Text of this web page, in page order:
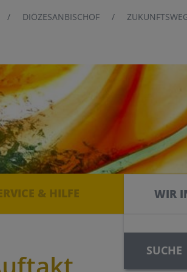
DIÖZESANBISCHOF
& HILFE WIR
WIR
SUCHE